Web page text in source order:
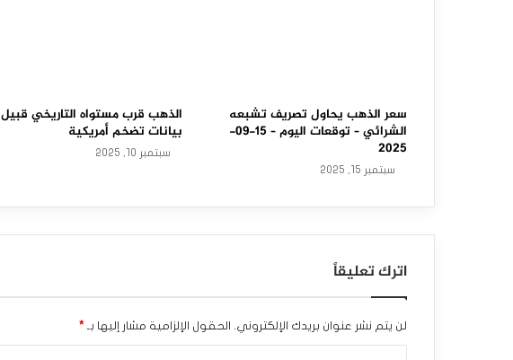
ت
ع
ا
د
ة
ت
ع
ا
سعر الذهب يحاول تصريف تشبعه
الشرائي – توقعات اليوم – 15-09-
2025
سبتمبر 15, 2025
الذهب قرب مستواه التاريخي قبيل
بيانات تضخم أمريكية
سبتمبر 10, 2025
اترك تعليقاً
لن يتم نشر عنوان بريدك الإلكتروني. الحقول الإلزامية مشار إليها بـ *